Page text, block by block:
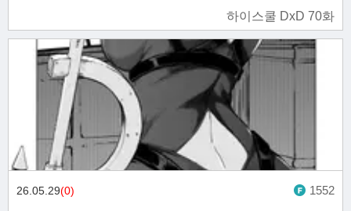
하이스쿨 DxD 70화
26.05.29(0) 1552